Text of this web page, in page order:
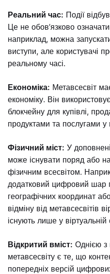
Реальний час: Події
Це не обов’язково
наприклад, можна
виступи, але користувачі
реальному часі.
Економіка: Метавсесвіт
економіку. Він
блокчейну для купівлі,
продуктами та послугами у
Фізичний міст: У
може існувати поряд або
фізичним всесвітом.
додатковий цифровий шар
географічних координат
відміну від метавсесвітів
існують лише у віртуальній
Відкритий вміст: Однією з
метавсесвіту є те, що
попередніх версій